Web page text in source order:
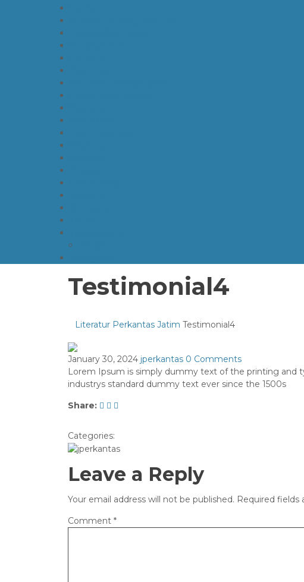
Testimonial4
Literatur Perkantas Jatim Testimonial4
January 30, 2024 jperkantas 0 Comments
Lorem Ipsum is simply dummy text of the printing and
industrys standard dummy text ever since the 1500s
Share:
Categories:
Leave a Reply
Your email address will not be published. Required fields
Comment *